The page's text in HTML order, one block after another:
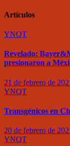
Artículos
YNQT
Revelado:
presionaron a
21 de febrero de
YNQT
Transgénicos en
20 de febrero de
YNQT